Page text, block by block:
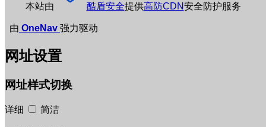
本站由 酷盾安全提供高防CDN安全防护服务
由 OneNav 强力驱动
网址设置
网址样式切换
详细 简洁